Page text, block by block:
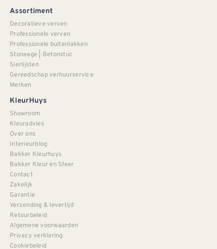
Assortiment
Decoratieve verven
Professionele verven
Professionele buitenlakken
Stoneage | Betonstuc
Sierlijsten
Gereedschap verhuurservice
Merken
KleurHuys
Showroom
Kleuradvies
Over ons
Interieurblog
Bakker Kleurhuys
Bakker Kleur en Sfeer
Contact
Zakelijk
Garantie
Verzending & levertijd
Retourbeleid
Algemene voorwaarden
Privacy verklaring
Cookiebeleid